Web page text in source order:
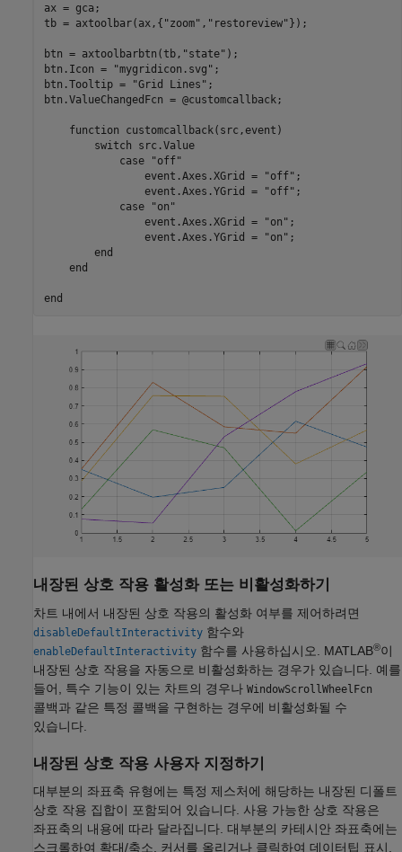
ax = gca;
tb = axtoolbar(ax,{ "zoom" , "restoreview"});
btn = axtoolbarbtn(tb, "state" );
btn.Icon =
"mygridicon.svg" ;
btn.Tooltip =
"Grid Lines" ;
btn.ValueChangedFcn = @customcallback;
function customcallback(src,event)
switch src.Value
case
"off"
                event.Axes.XGrid =
"off" ;
                event.Axes.YGrid =
"off" ;
case
"on"
                event.Axes.XGrid =
"on" ;
                event.Axes.YGrid =
"on" ;
end
end
end
내장된 상호 작용 활성화 또는 비활성화하기
차트 내에서 내장된 상호 작용의 활성화 여부를 제어하려면
disableDefaultInteractivity 함수와
enableDefaultInteractivity 함수를 사용하십시오. MATLAB®이
내장된 상호 작용을 자동으로 비활성화하는 경우가 있습니다. 예를
들어, 특수 기능이 있는 차트의 경우나 WindowScrollWheelFcn
콜백과 같은 특정 콜백을 구현하는 경우에 비활성화될 수
있습니다.
내장된 상호 작용 사용자 지정하기
대부분의 좌표축 유형에는 특정 제스처에 해당하는 내장된 디폴트
상호 작용 집합이 포함되어 있습니다. 사용 가능한 상호 작용은
좌표축의 내용에 따라 달라집니다. 대부분의 카테시안 좌표축에는
스크롤하여 확대/축소, 커서를 올리거나 클릭하여 데이터팁 표시,